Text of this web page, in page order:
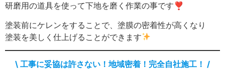
研磨用の道具を使って下地を磨く作業の事です❣
塗装前にケレンをすることで、塗膜の密着性が高くなり
塗装を美しく仕上げることができます
\ 工事に妥協は許さない！地域密着！完全自社施工！ /